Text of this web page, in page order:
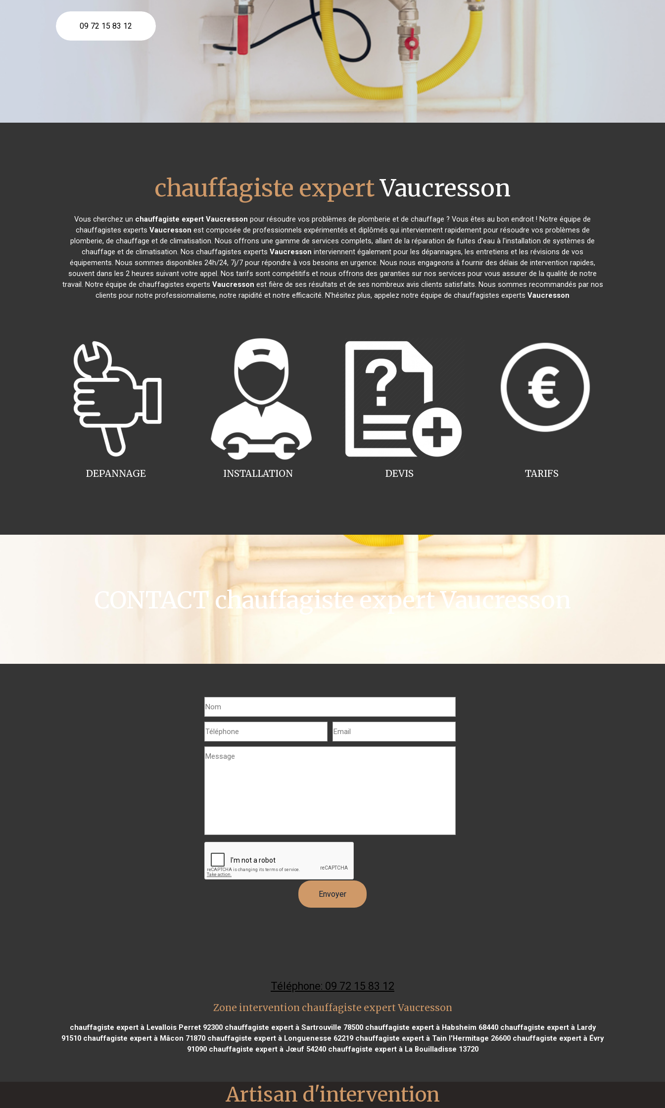
09 72 15 83 12
chauffagiste expertVaucresson
Vous cherchez un chauffagiste expert Vaucresson pour résoudre vos problèmes de plomberie et de chauffage ? Vous êtes au bon endroit ! Notre équipe de
chauffagistes experts Vaucresson est composée de professionnels expérimentés et diplômés qui interviennent rapidement pour résoudre vos problèmes de
plomberie, de chauffage et de climatisation. Nous offrons une gamme de services complets, allant de la réparation de fuites d'eau à l'installation de systèmes de
chauffage et de climatisation. Nos chauffagistes experts Vaucresson interviennent également pour les dépannages, les entretiens et les révisions de vos
équipements. Nous sommes disponibles 24h/24, 7j/7 pour répondre à vos besoins en urgence. Nous nous engageons à fournir des délais de intervention rapides,
souvent dans les 2 heures suivant votre appel. Nos tarifs sont compétitifs et nous offrons des garanties sur nos services pour vous assurer de la qualité de notre
travail. Notre équipe de chauffagistes experts Vaucresson est fière de ses résultats et de ses nombreux avis clients satisfaits. Nous sommes recommandés par nos
clients pour notre professionnalisme, notre rapidité et notre efficacité. N'hésitez plus, appelez notre équipe de chauffagistes experts Vaucresson
INSTALLATION
DEPANNAGE TARIFS
DEVIS
CONTACT chauffagiste expert Vaucresson
Téléphone: 09 72 15 83 12
Zone intervention chauffagiste expert Vaucresson
chauffagiste expert à Levallois Perret 92300chauffagiste expert à Sartrouville 78500chauffagiste expert à Habsheim 68440chauffagiste expert à Lardy
91510 chauffagiste expert à Mâcon 71870 chauffagiste expert à Longuenesse 62219 chauffagiste expert à Tain l'Hermitage 26600 chauffagiste expert à Évry
91090chauffagiste expert à Jœuf 54240chauffagiste expert à La Bouilladisse 13720
Artisan d'intervention